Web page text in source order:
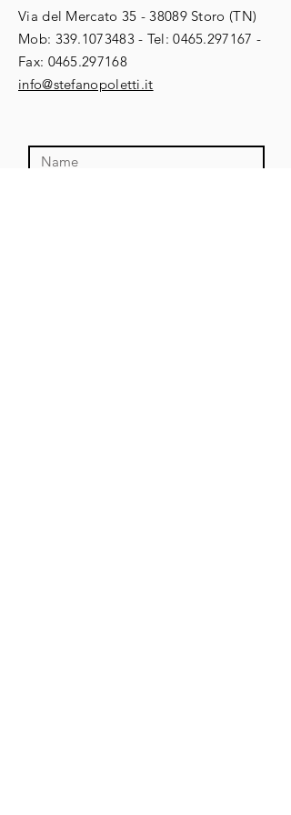
prima degli
strumenti
Via del Mercato 35 - 38089Storo (TN)
​​Mob: 339.1073483- Tel:0465.297167 -
Fax: 0465.297168
​info@stefanopoletti.it